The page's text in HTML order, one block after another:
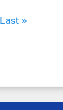
Last »